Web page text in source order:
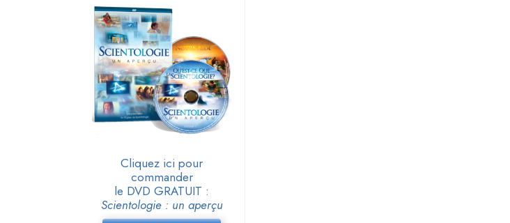
Cliquez ici pour
commander
le DVD GRATUIT :
Scientologie : un aperçu